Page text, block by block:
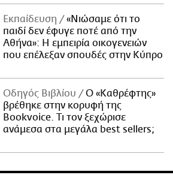
Εκπαίδευση
«Νιώσαμε ότι το
παιδί δεν έφυγε ποτέ από την
Αθήνα»: Η εμπειρία οικογενειών
που επέλεξαν σπουδές στην Κύπρο
Οδηγός Βιβλίου
Ο «Καθρέφτης»
βρέθηκε στην κορυφή της
Bookvoice. Τι τον ξεχώρισε
ανάμεσα στα μεγάλα best sellers;